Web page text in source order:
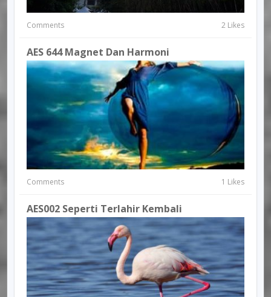
Comments 2 Likes
AES 644 Magnet Dan Harmoni
Comments 1 Likes
AES002 Seperti Terlahir Kembali